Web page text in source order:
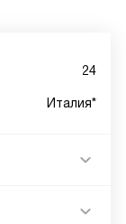
24
Италия*